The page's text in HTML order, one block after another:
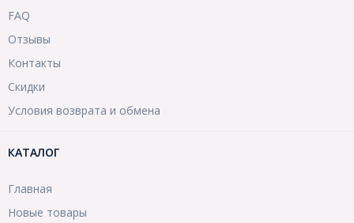
FAQ
Отзывы
Контакты
Скидки
Условия возврата и обмена
КАТАЛОГ
Главная
Новые товары